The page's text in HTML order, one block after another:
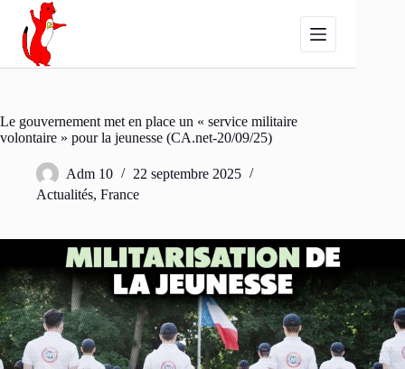
Passer
contenu
Le gouvernement met en place un « service militaire
volontaire » pour la jeunesse (CA.net-20/09/25)
Adm 10
22 septembre 2025
Actualités, France